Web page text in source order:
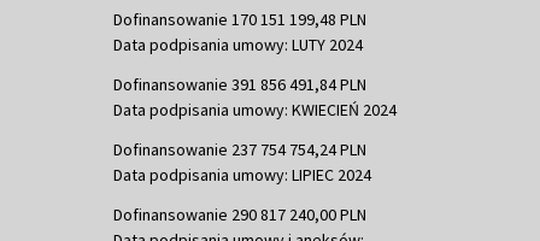
Dofinansowanie 170 151 199,48 PLN
Data podpisania umowy: LUTY 2024
Dofinansowanie 391 856 491,84 PLN
Data podpisania umowy: KWIECIEŃ 2024
Dofinansowanie 237 754 754,24 PLN
Data podpisania umowy: LIPIEC 2024
Dofinansowanie 290 817 240,00 PLN